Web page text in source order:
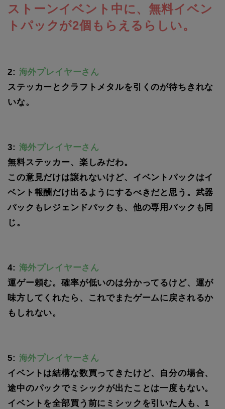
ストーンイベント中に、無料イベン
トパックが2個もらえるらしい。
2: 海外プレイヤーさん
ステッカーとクラフトメタルを引くのが待ちきれな
いな。
3: 海外プレイヤーさん
無料ステッカー、楽しみだわ。
この意見だけは譲れないけど、イベントパックはイ
ベント報酬だけ出るようにするべきだと思う。武器
パックもレジェンドパックも、他の専用パックも同
じ。
4: 海外プレイヤーさん
運ゲー頼む。確率が低いのは分かってるけど、運が
味方してくれたら、これでまたゲームに戻されるか
もしれない。
5: 海外プレイヤーさん
イベントは結構な数買ってきたけど、自分の場合、
途中のパックでミシックが出たことは一度もない。
イベントを全部買う前にミシックを引いた人も、1